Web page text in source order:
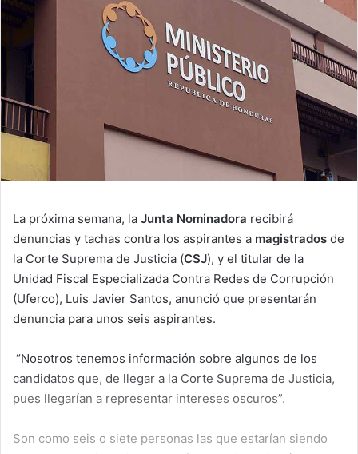
La próxima semana, la Junta Nominadora recibirá
denuncias y tachas contra los aspirantes a magistrados de
la Corte Suprema de Justicia (CSJ), y el titular de la
Unidad Fiscal Especializada Contra Redes de Corrupción
(Uferco), Luis Javier Santos, anunció que presentarán
denuncia para unos seis aspirantes.
“Nosotros tenemos información sobre algunos de los
candidatos que, de llegar a la Corte Suprema de Justicia,
pues llegarían a representar intereses oscuros”.
Son como seis o siete personas las que estarían siendo